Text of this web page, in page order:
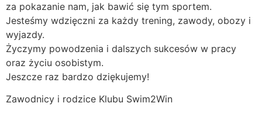
za pokazanie nam, jak bawić się tym sportem.
Jesteśmy wdzięczni za każdy trening, zawody, obozy i
wyjazdy.
Życzymy powodzenia i dalszych sukcesów w pracy
oraz życiu osobistym.
Jeszcze raz bardzo dziękujemy!
Zawodnicy i rodzice Klubu Swim2Win